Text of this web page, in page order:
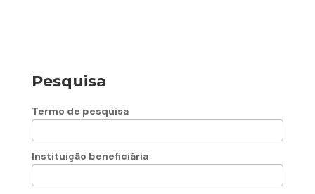
Pesquisa
Termo de pesquisa
Instituição beneficiária